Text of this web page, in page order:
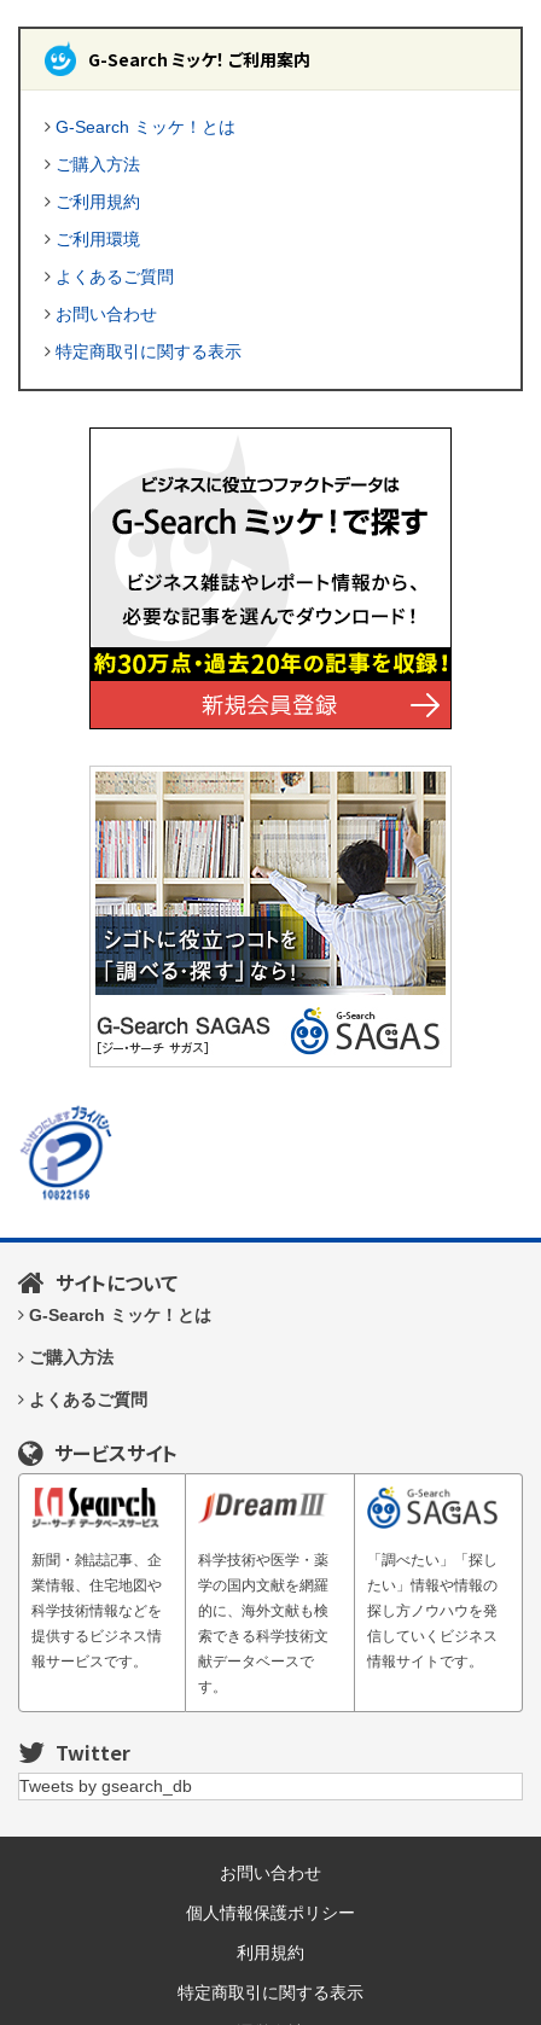
G-Search ミッケ！ ご利用案内
G-Search ミッケ！とは
ご購入方法
ご利用規約
ご利用環境
よくあるご質問
お問い合わせ
特定商取引に関する表示
サイトについて
G-Search ミッケ！とは
ご購入方法
よくあるご質問
サービスサイト
新聞・雑誌記事、企
業情報、住宅地図や
科学技術情報などを
提供するビジネス情
報サービスです。
科学技術や医学・薬
学の国内文献を網羅
的に、海外文献も検
索できる科学技術文
献データベースで
す。
「調べたい」「探し
たい」情報や情報の
探し方ノウハウを発
信していくビジネス
情報サイトです。
Twitter
Tweets by gsearch_db
お問い合わせ
個人情報保護ポリシー
利用規約
特定商取引に関する表示